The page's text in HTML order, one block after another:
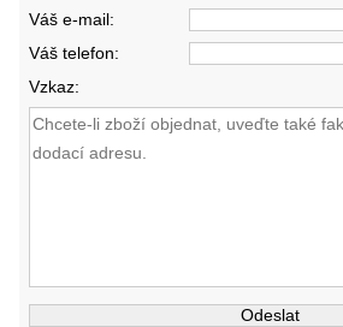
Váš e-mail:
Váš telefon:
Vzkaz: